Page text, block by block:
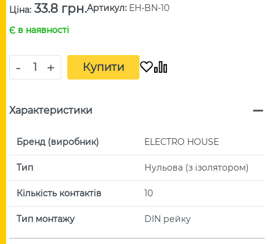
Ціна: 33.8 грн.Артикул: EH-BN-10
Є в наявності
- + Купити
Характеристики
Бренд (виробник) ELECTRO HOUSE
Тип Нульова (з ізолятором)
Кількість контактів 10
Тип монтажу DIN рейку